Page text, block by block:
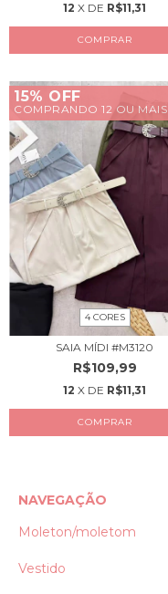
12 X DE R$11,31
COMPRAR
15% OFF
COMPRANDO 12 OU MAIS
4 CORES
SAIA MÍDI #M3120
R$109,99
12 X DE R$11,31
COMPRAR
NAVEGAÇÃO
Moleton/moletom
Vestido